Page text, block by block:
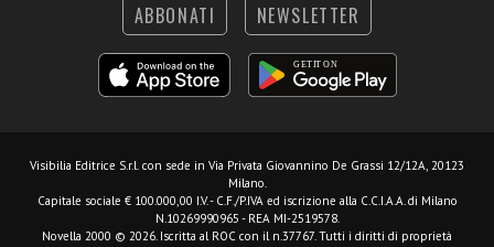
ABBONATI NEWSLETTER
Visibilia Editrice S.r.l. con sede in Via Privata Giovannino De Grassi 12/12A, 20123
Milano.
Capitale sociale € 100.000,00 I.V. - C.F./P.IVA ed iscrizione alla C.C.I.A.A. di Milano
N.10269990965 - REA MI-2519578.
Novella 2000 © 2026. Iscritta al ROC con il n.37767. Tutti i diritti di proprietà